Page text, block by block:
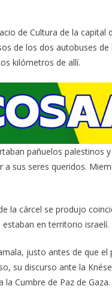
de Cultura de la
de los dos autobuses
kilómetros de allí.
pañuelos palestinos
a sus seres queridos.
la cárcel se produjo
en territorio israelí.
justo antes de que
su discurso ante la
Cumbre de Paz de Gaza.